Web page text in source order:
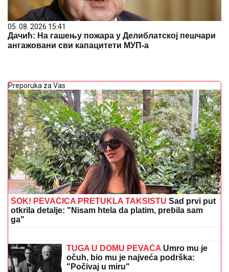
05. 08. 2026 15:41
Дачић: На гашењу пожара у Делиблатској пешчари
ангажовани сви капацитети МУП-а
Preporuka za Vas
ŠOK! PEVAČICA PRETUKLA TAKSISTU Sad prvi put
otkrila detalje: "Nisam htela da platim, prebila sam
ga"
migranti iz Maroka prodiru dublje u EU